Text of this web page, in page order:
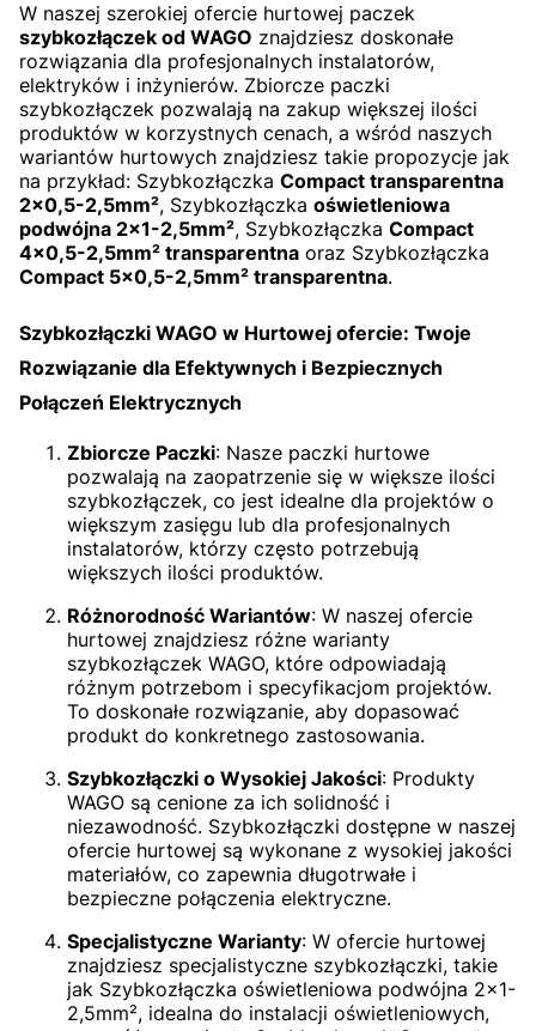
W naszej szerokiej ofercie hurtowej paczek
szybkozłączek od WAGO znajdziesz doskonałe
rozwiązania dla profesjonalnych instalatorów,
elektryków i inżynierów. Zbiorcze paczki
szybkozłączek pozwalają na zakup większej ilości
produktów w korzystnych cenach, a wśród naszych
wariantów hurtowych znajdziesz takie propozycje jak
na przykład: Szybkozłączka Compact transparentna
2x0,5-2,5mm², Szybkozłączka oświetleniowa
podwójna 2x1-2,5mm², Szybkozłączka Compact
4x0,5-2,5mm² transparentna oraz Szybkozłączka
Compact 5x0,5-2,5mm² transparentna.
Szybkozłączki WAGO w Hurtowej ofercie: Twoje
Rozwiązanie dla Efektywnych i Bezpiecznych
Połączeń Elektrycznych
Zbiorcze Paczki: Nasze paczki hurtowe
pozwalają na zaopatrzenie się w większe ilości
szybkozłączek, co jest idealne dla projektów o
większym zasięgu lub dla profesjonalnych
instalatorów, którzy często potrzebują
większych ilości produktów.
Różnorodność Wariantów: W naszej ofercie
hurtowej znajdziesz różne warianty
szybkozłączek WAGO, które odpowiadają
różnym potrzebom i specyfikacjom projektów.
To doskonałe rozwiązanie, aby dopasować
produkt do konkretnego zastosowania.
Szybkozłączki o Wysokiej Jakości: Produkty
WAGO są cenione za ich solidność i
niezawodność. Szybkozłączki dostępne w naszej
ofercie hurtowej są wykonane z wysokiej jakości
materiałów, co zapewnia długotrwałe i
bezpieczne połączenia elektryczne.
Specjalistyczne Warianty: W ofercie hurtowej
znajdziesz specjalistyczne szybkozłączki, takie
jak Szybkozłączka oświetleniowa podwójna 2x1-
2,5mm², idealna do instalacji oświetleniowych,